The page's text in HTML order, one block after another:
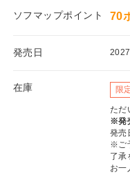
ソフマップポイント 70
発売日
在庫 限
ただ
※発
発売
※ご
了承
お一